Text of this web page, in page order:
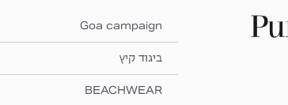
Goa campaign
ביגוד קיץ
BEACHWEAR